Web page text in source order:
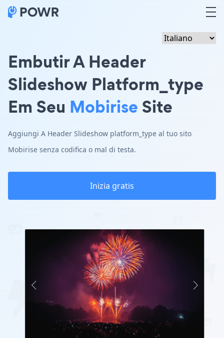
Embutir A Header
Slideshow Platform_type
Em Seu MobiriseSite
Aggiungi A Header Slideshow platform_type al tuo sito
Mobirise senza codifica o mal di testa.
Inizia gratis